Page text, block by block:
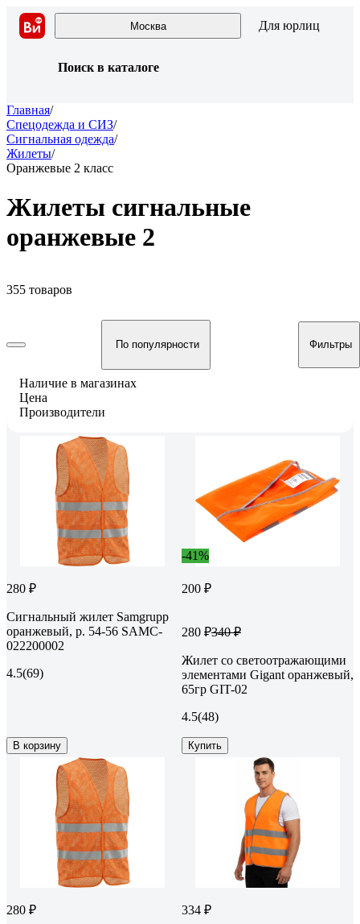
Москва Для юрлиц
Поиск в каталоге
Главная/
Спецодежда и СИЗ/
Сигнальная одежда/
Жилеты/
Оранжевые 2 класс
Жилеты сигнальные
оранжевые 2
355 товаров
По популярности Фильтры
Наличие в магазинах
Цена
Производители
280 ₽
Сигнальный жилет Samgrupp
оранжевый, р. 54-56 SAMC-
022200002
4.5(69)
В корзину
-41%
200 ₽
280 ₽340 ₽
Жилет со светоотражающими
элементами Gigant оранжевый,
65гр GIT-02
4.5(48)
Купить
280 ₽ 334 ₽